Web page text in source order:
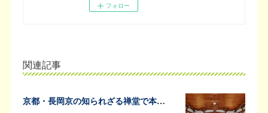
フォロー
関連記事
京都・長岡京の知られざる禅堂で本格的な坐禅体験